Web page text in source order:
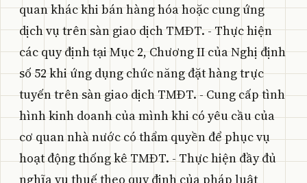
quan khác khi bán hàng hóa hoặc cung ứng
dịch vụ trên sàn giao dịch TMĐT. - Thực hiện
các quy định tại Mục 2, Chương II của Nghị định
số 52 khi ứng dụng chức năng đặt hàng trực
tuyến trên sàn giao dịch TMĐT. - Cung cấp tình
hình kinh doanh của mình khi có yêu cầu của
cơ quan nhà nước có thẩm quyền để phục vụ
hoạt động thống kê TMĐT. - Thực hiện đầy đủ
nghĩa vụ thuế theo quy định của pháp luật